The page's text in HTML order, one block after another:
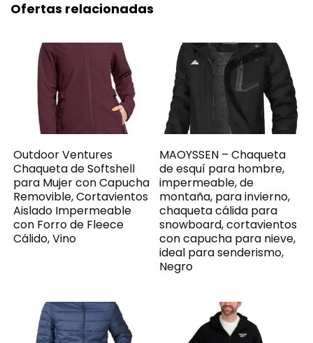
Ofertas relacionadas
Outdoor Ventures
Chaqueta de Softshell
para Mujer con Capucha
Removible, Cortavientos
Aislado Impermeable
con Forro de Fleece
Cálido, Vino
MAOYSSEN – Chaqueta
de esquí para hombre,
impermeable, de
montaña, para invierno,
chaqueta cálida para
snowboard, cortavientos
con capucha para nieve,
ideal para senderismo,
Negro